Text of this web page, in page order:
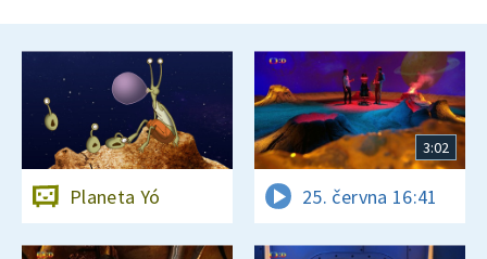
Planeta Yó
3:02
25. června 16:41